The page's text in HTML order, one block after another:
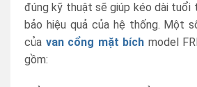
đúng kỹ thuật sẽ giúp kéo dài tuổi
bảo hiệu quả của hệ thống. Một
của van cổng mặt bích model
gồm: